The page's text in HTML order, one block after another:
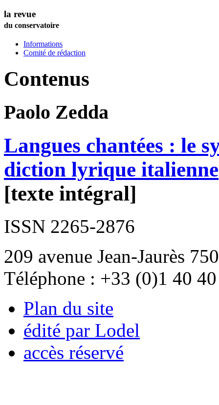
la revue
du conservatoire
Informations
Comité de rédaction
Contenus
Paolo Zedda
Langues chantées : le
diction lyrique italienne
[texte intégral]
ISSN 2265-2876
209 avenue Jean-Jaurès
Téléphone : +33 (0)1 40
Plan du site
édité par Lodel
accès réservé